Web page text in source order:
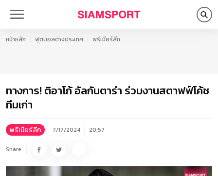
หน้าหลัก ฟุตบอลต่างประเทศ พรีเมียร์ลีก
ทางการ! ติอาโก้ อัลกันตาร่า ร่วมงานสตาฟฟ์โค้ช
ทีมเก่า
พรีเมียร์ลีก 7/17/2024 20:57
Share